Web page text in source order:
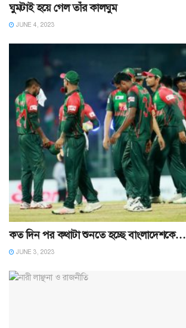
ঘুমটাই হয়ে গেল তাঁর কালঘুম
JUNE 4, 2023
কত দিন পর কথাটা শুনতে হচ্ছে বাংলাদেশকে…
JUNE 3, 2023